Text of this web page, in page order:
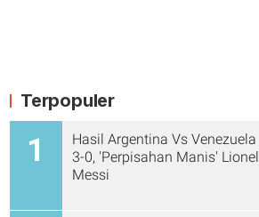
Terpopuler
1
Hasil Argentina Vs Venezuela
3-0, 'Perpisahan Manis' Lionel
Messi